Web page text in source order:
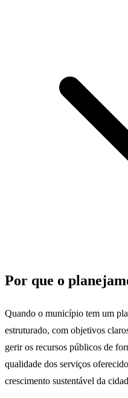
Por que o
Quando o município tem um
estruturado, com objetivos
gerir os recursos públicos de
qualidade dos serviços
crescimento sustentável da